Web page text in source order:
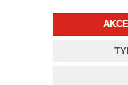
© 2026 RALLY-